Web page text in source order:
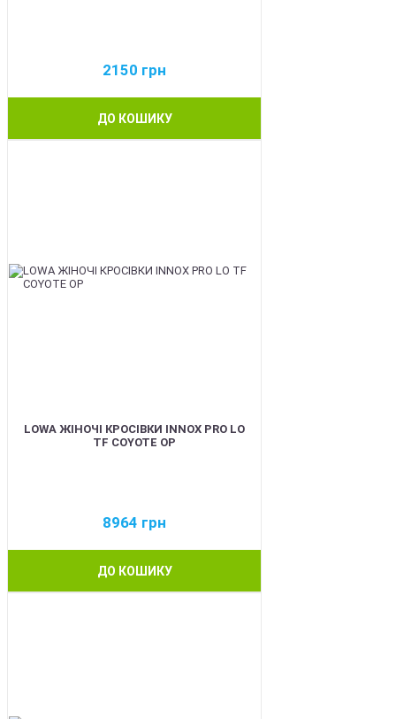
2150 грн
ДО КОШИКУ
LOWA ЖІНОЧІ КРОСІВКИ INNOX PRO LO
TF COYOTE OP
8964 грн
ДО КОШИКУ